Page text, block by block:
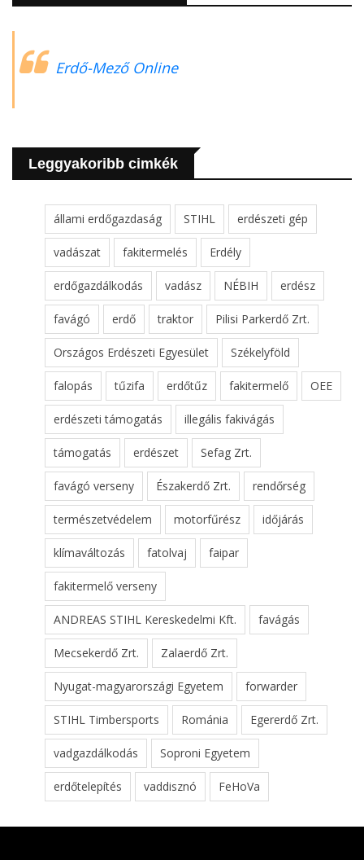
Erdő-Mező Online
Leggyakoribb cimkék
állami erdőgazdaság STIHL erdészeti gép
vadászat fakitermelés Erdély
erdőgazdálkodás vadász NÉBIH erdész
favágó erdő traktor Pilisi Parkerdő Zrt.
Országos Erdészeti Egyesület Székelyföld
falopás tűzifa erdőtűz fakitermelő OEE
erdészeti támogatás illegális fakivágás
támogatás erdészet Sefag Zrt.
favágó verseny Északerdő Zrt. rendőrség
természetvédelem motorfűrész időjárás
klímaváltozás fatolvaj faipar
fakitermelő verseny
ANDREAS STIHL Kereskedelmi Kft. favágás
Mecsekerdő Zrt. Zalaerdő Zrt.
Nyugat-magyarországi Egyetem forwarder
STIHL Timbersports Románia Egererdő Zrt.
vadgazdálkodás Soproni Egyetem
erdőtelepítés vaddisznó FeHoVa